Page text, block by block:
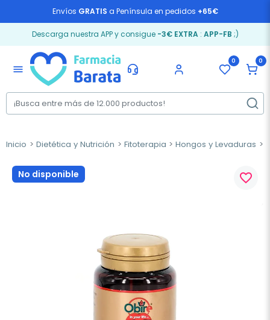
Envíos GRATIS a Península en pedidos +65€
Descarga nuestra APP y consigue -3€ EXTRA: APP-FB ;)
menu
0 0
Inicio Dietética y Nutrición Fitoterapia Hongos y Levaduras
No disponible favorite_border